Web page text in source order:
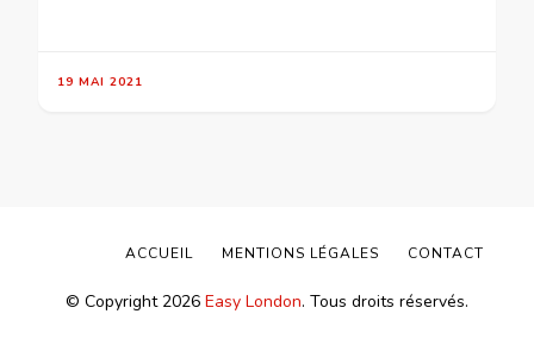
19 MAI 2021
© Copyright 2026 Easy London. Tous droits réservés.
ACCUEIL MENTIONS LÉGALES CONTACT